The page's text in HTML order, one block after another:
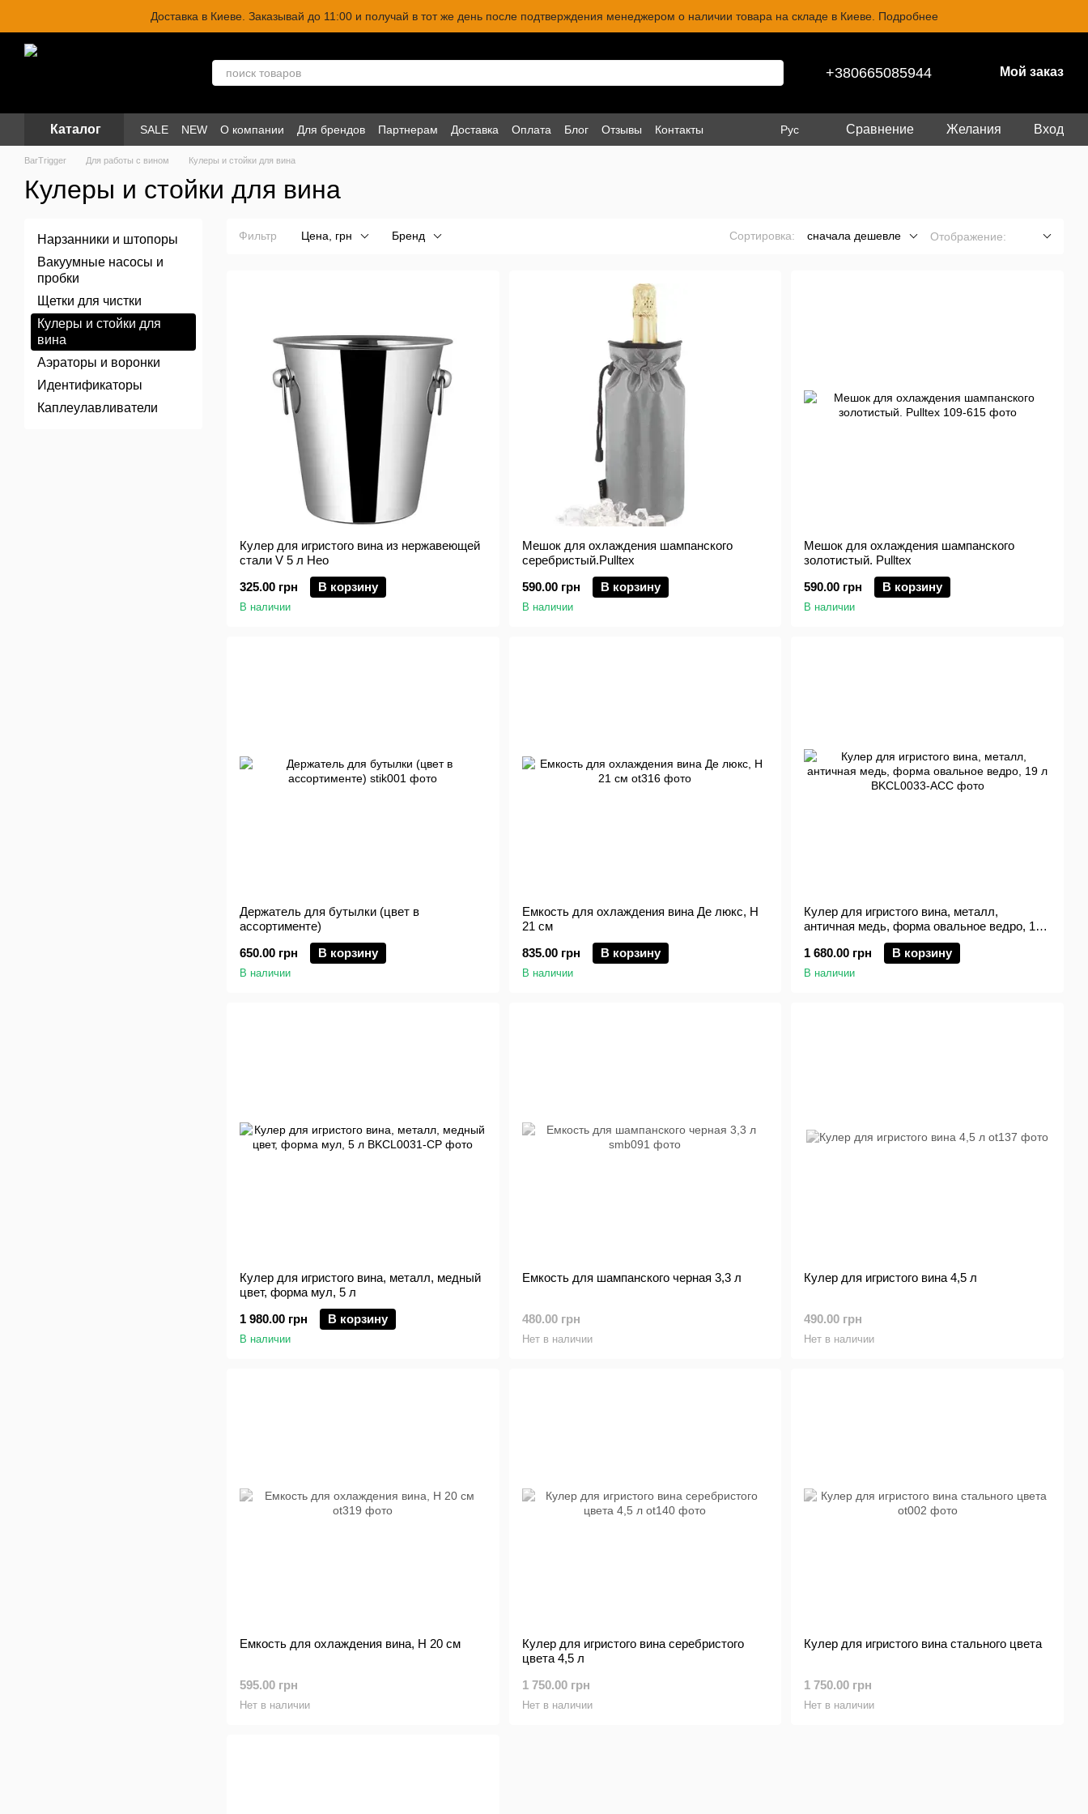
Перейти к основному контентуДоставка в Киеве. Заказывай до 11:00 и получай в тот же день после подтверждения менеджером о наличии товара на складе в Киеве. Подробнее
+380665085944 Мой заказ
Каталог SALE NEW О компании Для брендов Партнерам Доставка Оплата Блог Отзывы Контакты Рус Сравнение Желания Вход
BarTrigger Для работы с вином Кулеры и стойки для вина
Кулеры и стойки для вина
Фильтр Цена, грн Бренд Сортировка: сначала дешевле Отображение:
Кулер для игристого вина из нержавеющей
стали V 5 л Нео
325.00 грн
В корзину
В наличии
Мешок для охлаждения шампанского
серебристый.Pulltex
590.00 грн
В корзину
В наличии
Мешок для охлаждения шампанского
золотистый. Pulltex
590.00 грн
В корзину
В наличии
Держатель для бутылки (цвет в
ассортименте)
650.00 грн
В корзину
В наличии
Емкость для охлаждения вина Де люкс, H
21 см
835.00 грн
В корзину
В наличии
Кулер для игристого вина, металл,
античная медь, форма овальное ведро, 19
1 680.00 грн
В корзину
В наличии
Кулер для игристого вина, металл, медный
цвет, форма мул, 5 л
1 980.00 грн
В корзину
В наличии
Емкость для шампанского черная 3,3 л
480.00 грн
Нет в наличии
Кулер для игристого вина 4,5 л
490.00 грн
Нет в наличии
Емкость для охлаждения вина, H 20 см
595.00 грн
Нет в наличии
Кулер для игристого вина серебристого
цвета 4,5 л
1 750.00 грн
Нет в наличии
Кулер для игристого вина стального цвета
1 750.00 грн
Нет в наличии
Нарзанники и штопоры
Вакуумные насосы и
пробки
Щетки для чистки
Кулеры и стойки для
вина
Аэраторы и воронки
Идентификаторы
Каплеулавливатели